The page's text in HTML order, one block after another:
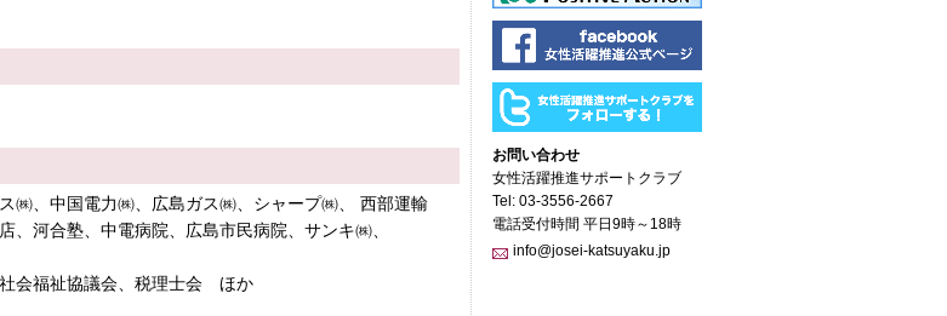
㈱、中国電力㈱、広島ガス㈱、シャープ㈱、 西部運輸
河合塾、中電病院、広島市民病院、サンキ㈱、
会福祉協議会、税理士会 ほか
お問い合わせ
女性活躍推進サポートクラブ
Tel: 03-3556-2667
電話受付時間 平日9時～18時
info@josei-katsuyaku.jp